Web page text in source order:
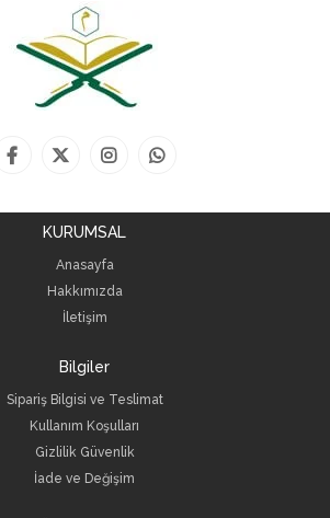
KURUMSAL
Anasayfa
Hakkımızda
İletişim
Bilgiler
Sipariş Bilgisi ve Teslimat
Kullanım Koşulları
Gizlilik Güvenlik
İade ve Değişim